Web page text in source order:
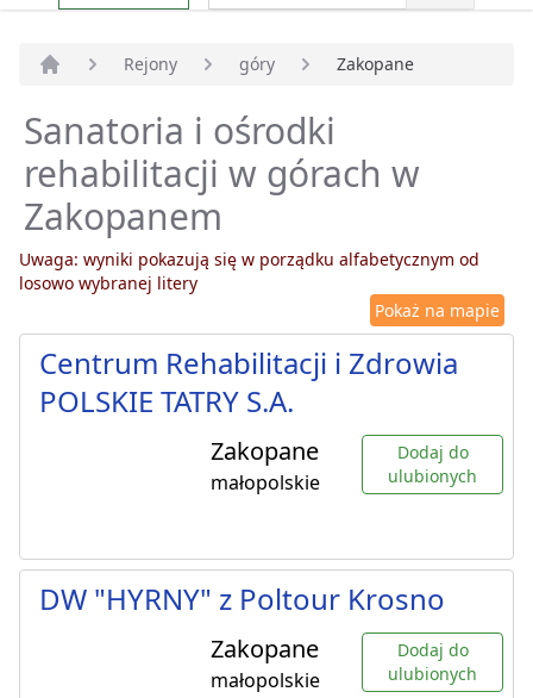
Rejony góry Zakopane
Sanatoria i ośrodki
rehabilitacji w górach w
Zakopanem
Uwaga: wyniki pokazują się w porządku alfabetycznym od
losowo wybranej litery
Pokaż na mapie
Centrum Rehabilitacji i Zdrowia
POLSKIE TATRY S.A.
Zakopane
małopolskie
Dodaj do
ulubionych
DW "HYRNY" z Poltour Krosno
Zakopane
małopolskie
Dodaj do
ulubionych